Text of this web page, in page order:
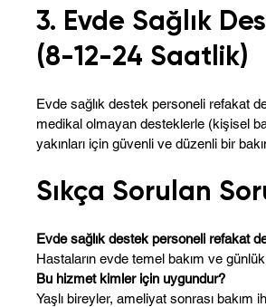
3. Evde Sağlık
(8-12-24 Saatlik)
Evde sağlık destek personeli refakat
medikal olmayan desteklerle (kişisel
yakınları için güvenli ve düzenli bir
Sıkça Sorulan
Evde sağlık destek personeli refakat
Hastaların evde temel bakım ve
Bu hizmet kimler için uygundur?
Yaşlı bireyler, ameliyat sonrası